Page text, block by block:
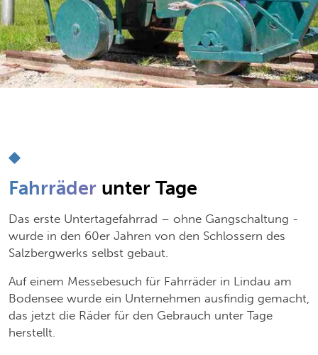
Fahrräder unter Tage
Das erste Untertagefahrrad – ohne Gangschaltung -
wurde in den 60er Jahren von den Schlossern des
Salzbergwerks selbst gebaut.
Auf einem Messebesuch für Fahrräder in Lindau am
Bodensee wurde ein Unternehmen ausfindig gemacht,
das jetzt die Räder für den Gebrauch unter Tage
herstellt.